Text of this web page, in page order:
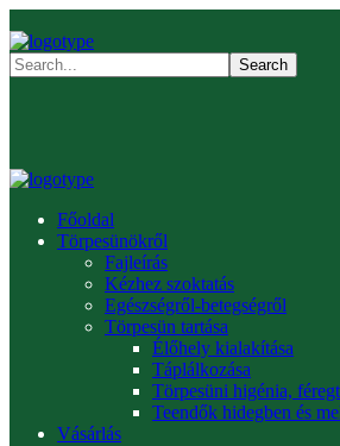
Főoldal
Törpesünökről
Fajleírás
Kézhez szoktatás
Egészségről-betegségről
Törpesün tartása
Élőhely kialakítása
Táplálkozása
Törpesüni higénia,
Teendők hidegben és
Vásárlás